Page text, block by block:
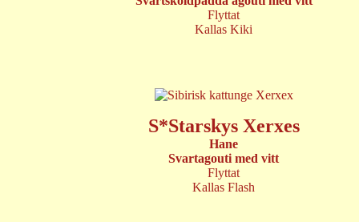
Flyttat
Kallas Kiki
S*Starskys Xerxes
Hane
Svartagouti med vitt
Flyttat
Kallas Flash